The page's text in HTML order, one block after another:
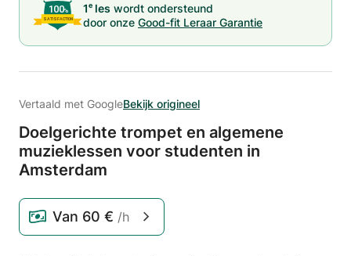
1e les wordt ondersteund
door onze Good-fit Leraar Garantie
Vertaald met GoogleBekijk origineel
Doelgerichte trompet en algemene
muzieklessen voor studenten in
Amsterdam
Van 60 € /h